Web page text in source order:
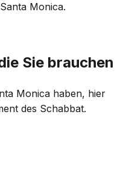
Monica.
Sie brauchen
Monica haben, hier
des Schabbat.